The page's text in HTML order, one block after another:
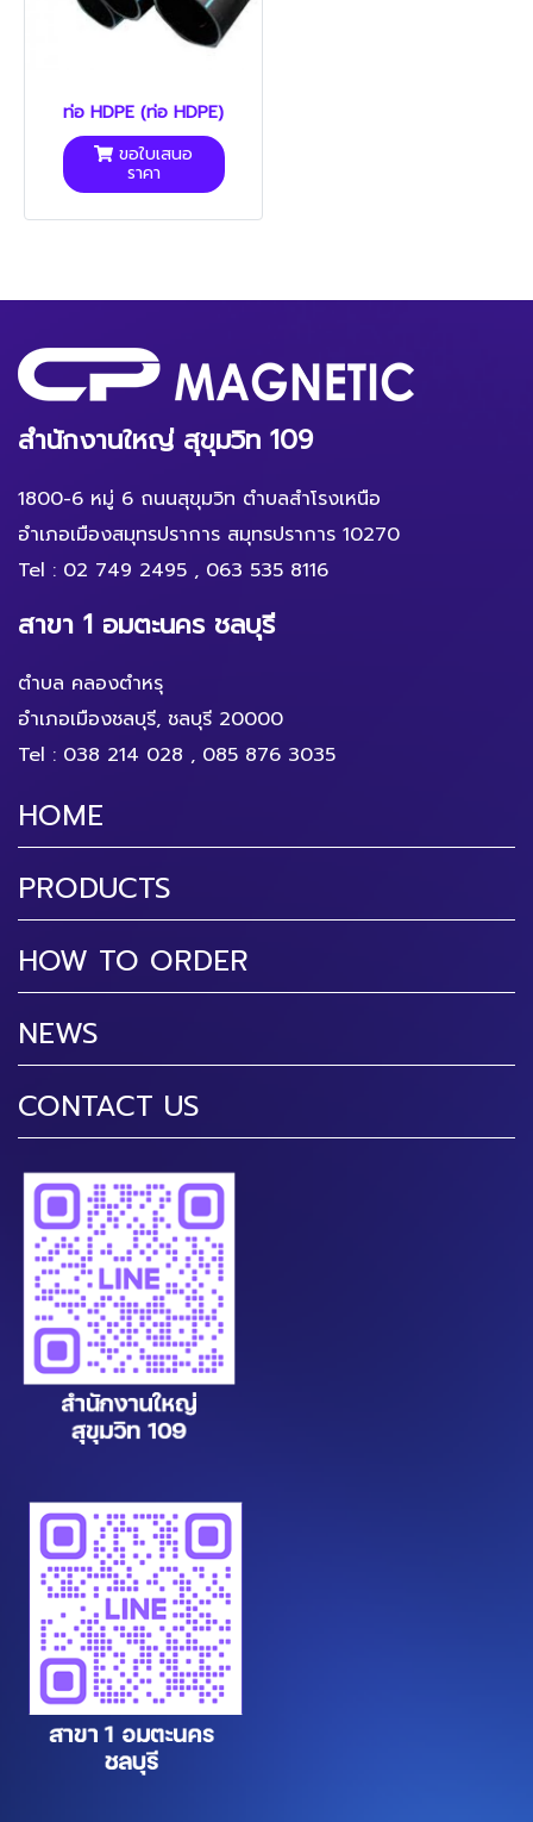
ท่อ HDPE (ท่อ HDPE)
ขอใบเสนอ
ราคา
สำนักงานใหญ่ สุขุมวิท 109
1800-6 หมู่ 6 ถนนสุขุมวิท ตำบลสำโรงเหนือ
อำเภอเมืองสมุทรปราการ สมุทรปราการ 10270
Tel : 02 749 2495 , 063 535 8116
สาขา 1 อมตะนคร ชลบุรี
ตำบล คลองตำหรุ
อำเภอเมืองชลบุรี, ชลบุรี 20000
Tel : 038 214 028 , 085 876 3035
HOME
PRODUCTS
HOW TO ORDER
NEWS
CONTACT US